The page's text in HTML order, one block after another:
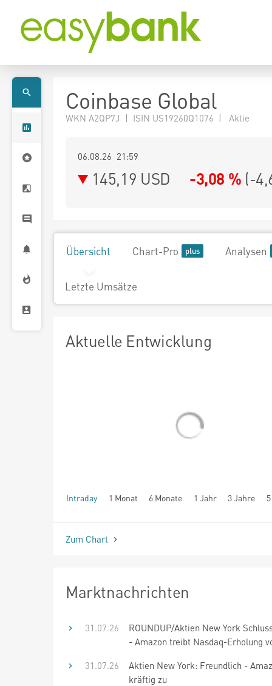
Coinbase Global
WKN A2QP7J | ISIN US19260Q1076 | Aktie
06.08.26 21:59
145,19 USD -3,08 % (-
Übersicht Chart-Pro Analysen
Letzte Umsätze
Aktuelle Entwicklung
Intraday 1 Monat 6 Monate 1 Jahr 3 Jahre
seit Beginn
Zum Chart
Marktnachrichten
31.07.26
ROUNDUP/Aktien New York
- Amazon treibt Nasdaq-Erholung
31.07.26
Aktien New York: Freundlich -
kräftig zu